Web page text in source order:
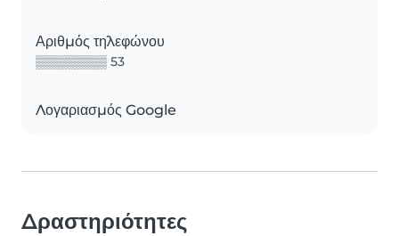
Αριθμός τηλεφώνου
▒▒▒▒▒▒▒▒ 53
Λογαριασμός Google
Δραστηριότητες